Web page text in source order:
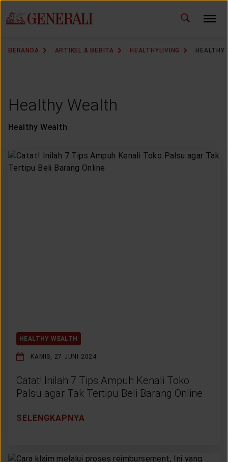
BERANDA ARTIKEL & BERITA HEALTHYLIVING HEALTHY
Healthy Wealth
Healthy Wealth
HEALTHY WEALTH
KAMIS, 27 JUNI 2024
Catat! Inilah 7 Tips Ampuh Kenali Toko
Palsu agar Tak Tertipu Beli Barang Online
SELENGKAPNYA
GANTI BAHASA ID EN
ACARA